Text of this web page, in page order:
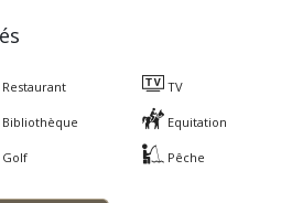
Restaurant TV
Bibliothèque Equitation
Golf Pêche